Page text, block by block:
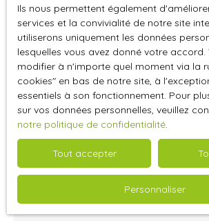
Pertinence
Ils nous permettent également
services et la convivialité de notre site
utiliserons uniquement les données
lesquelles vous avez donné votre accord.
modifier à n'importe quel moment via la
cookies″ en bas de notre site, à
essentiels à son fonctionnement. Pour
sur vos données personnelles, veuillez
notre politique de confidentialité.
Tout accepter
Personnaliser